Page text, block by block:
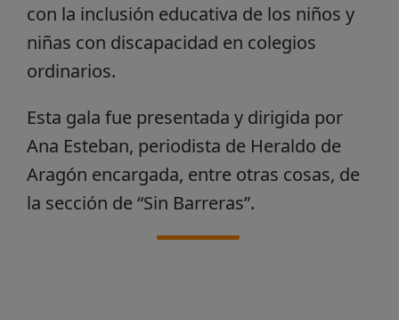
con la inclusión educativa de los niños y
niñas con discapacidad en colegios
ordinarios.
Esta gala fue presentada y dirigida por
Ana Esteban, periodista de Heraldo de
Aragón encargada, entre otras cosas, de
la sección de “Sin Barreras”.